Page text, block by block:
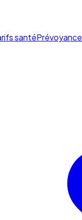
santéPrévoyance